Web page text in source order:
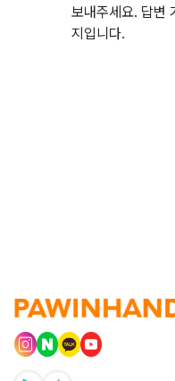
보내주세요. 답변
지입니다.